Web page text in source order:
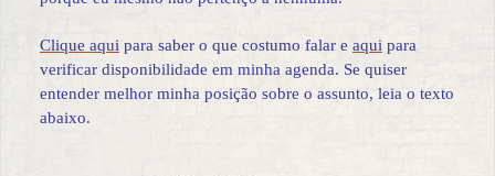
Clique aqui para saber o que costumo falar e aqui para
verificar disponibilidade em minha agenda. Se quiser
entender melhor minha posição sobre o assunto, leia o texto
abaixo.